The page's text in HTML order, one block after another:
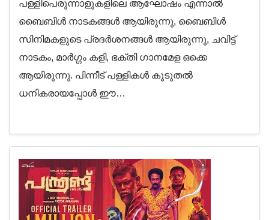
പള്ളിപെരുന്നാളുകളിലെ ആഘോഷം എന്നാൽ
ബൈബിൾ നാടകങ്ങൾ ആയിരുന്നു, ബൈബിൾ
സിനിമകളുടെ പ്രദർശനങ്ങൾ ആയിരുന്നു, ചവിട്ട്
നാടകം, മാർഗ്ഗം കളി, ഭക്തി ഗാനമേള ഒക്കെ
ആയിരുന്നു. പിന്നീട് പള്ളികൾ കൂടുതൽ
ധനികരായപ്പോൾ ഈ…